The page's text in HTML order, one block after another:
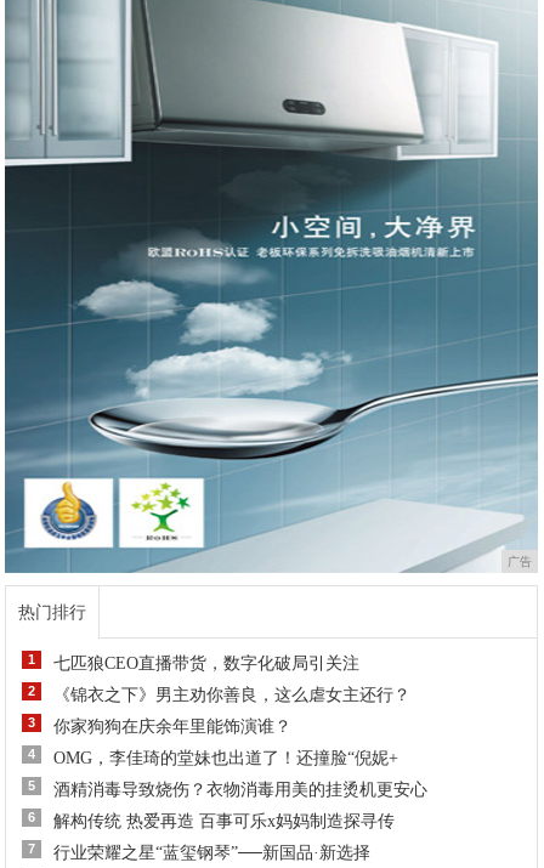
广告
热门排行
1 七匹狼CEO直播带货，数字化破局引关注
2 《锦衣之下》男主劝你善良，这么虐女主还行？
3 你家狗狗在庆余年里能饰演谁？
4 OMG，李佳琦的堂妹也出道了！还撞脸“倪妮+
5 酒精消毒导致烧伤？衣物消毒用美的挂烫机更安心
6 解构传统 热爱再造 百事可乐x妈妈制造探寻传
7 行业荣耀之星“蓝玺钢琴”──新国品·新选择